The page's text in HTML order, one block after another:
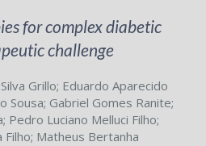
for complex diabetic
challenge
Grillo; Eduardo Aparecido
Sousa; Gabriel Gomes Ranite;
; Pedro Luciano Melluci Filho;
Filho; Matheus Bertanha